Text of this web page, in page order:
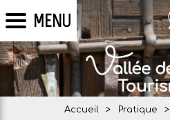
MENU
Accueil > Pratique >